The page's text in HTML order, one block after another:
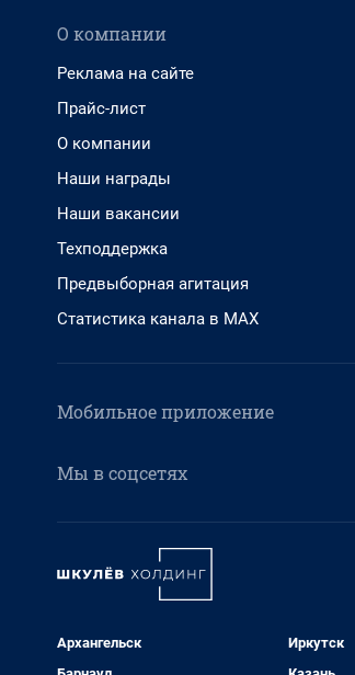
О компании
Реклама на сайте
Прайс-лист
О компании
Наши награды
Наши вакансии
Техподдержка
Предвыборная агитация
Статистика канала в MAX
Мобильное приложение
Мы в соцсетях
Архангельск
Иркутск